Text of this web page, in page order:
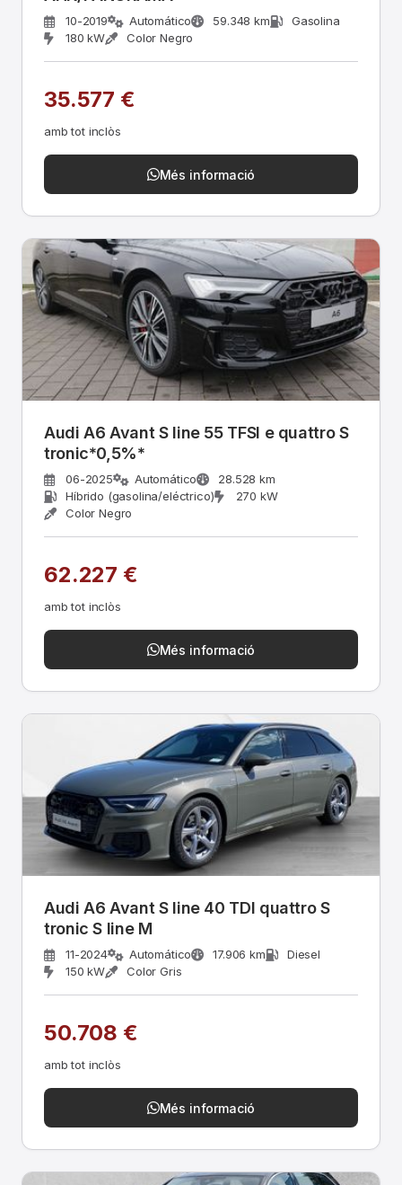
10-2019 Automático 59.348 km
Gasolina
180 kW
Color Negro
35.577 €
amb tot inclòs
Més informació
Audi A6 Avant S line 55 TFSI e quattro S
tronic*0,5%*
06-2025 Automático
28.528 km
Híbrido (gasolina/eléctrico)
270 kW
Color Negro
62.227 €
amb tot inclòs
Més informació
Audi A6 Avant S line 40 TDI quattro S
tronic S line M
11-2024 Automático 17.906 km
Diesel
150 kW
Color Gris
50.708 €
amb tot inclòs
Més informació